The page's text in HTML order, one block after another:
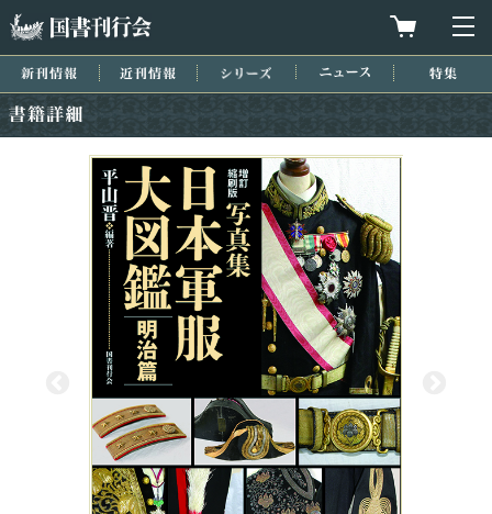
買物カゴを
新刊情報 近刊情報 シリーズ ニュース